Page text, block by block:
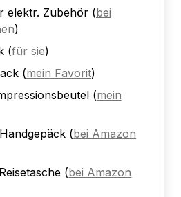
elektr. Zubehör (bei
)
(für sie)
(mein Favorit)
(mein
(bei Amazon
(bei Amazon